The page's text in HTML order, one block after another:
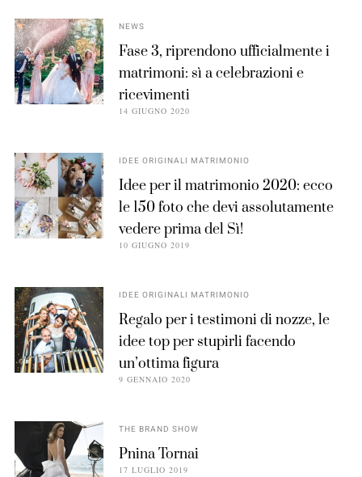
NEWS
Fase 3, riprendono ufficialmente i
matrimoni: sì a celebrazioni e
ricevimenti
14 GIUGNO 2020
IDEE ORIGINALI MATRIMONIO
Idee per il matrimonio 2020: ecco
le 150 foto che devi assolutamente
vedere prima del Sì!
10 GIUGNO 2019
IDEE ORIGINALI MATRIMONIO
Regalo per i testimoni di nozze, le
idee top per stupirli facendo
un’ottima figura
9 GENNAIO 2020
THE BRAND SHOW
Pnina Tornai
17 LUGLIO 2019